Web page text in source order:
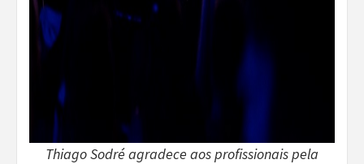
Thiago Sodré agradece aos profissionais pela